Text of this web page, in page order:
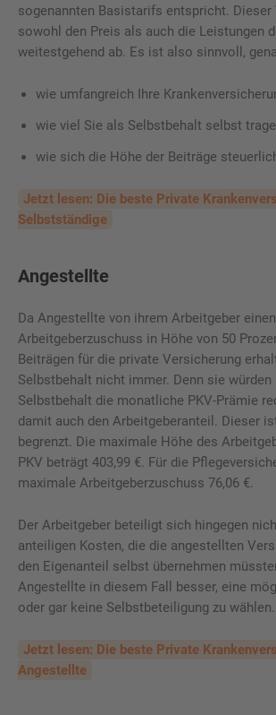
sogenannten Basistarifs entspricht. Dieser
sowohl den Preis als auch die Leistungen
weitestgehend ab. Es ist also sinnvoll,
wie umfangreich Ihre
wie viel Sie als Selbstbehalt selbst
wie sich die Höhe der Beiträge
Jetzt lesen: Die beste Private
Selbstständige
Angestellte
Da Angestellte von ihrem Arbeitgeber einen
Arbeitgeberzuschuss in Höhe von 50
Beiträgen für die private Versicherung
Selbstbehalt nicht immer. Denn sie
Selbstbehalt die monatliche PKV-Prämie
damit auch den Arbeitgeberanteil. Dieser
begrenzt. Die maximale Höhe des
PKV beträgt 403,99 €. Für die
maximale Arbeitgeberzuschuss 76,06 €.
Der Arbeitgeber beteiligt sich hingegen
anteiligen Kosten, die die angestellten
den Eigenanteil selbst übernehmen
Angestellte in diesem Fall besser, eine
oder gar keine Selbstbeteiligung zu wählen.
Jetzt lesen: Die beste Private
Angestellte